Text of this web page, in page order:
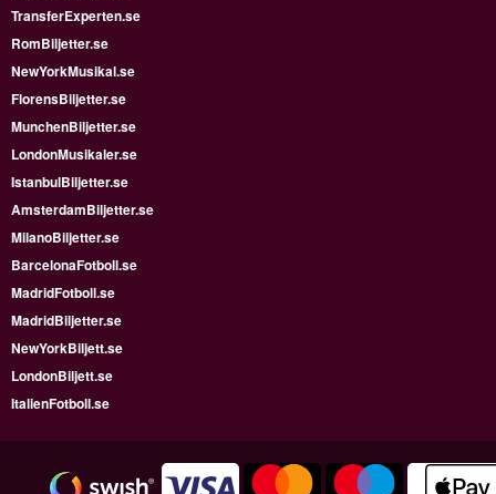
TransferExperten.se
RomBiljetter.se
NewYorkMusikal.se
FlorensBiljetter.se
MunchenBiljetter.se
LondonMusikaler.se
IstanbulBiljetter.se
AmsterdamBiljetter.se
MilanoBiljetter.se
BarcelonaFotboll.se
MadridFotboll.se
MadridBiljetter.se
NewYorkBiljett.se
LondonBiljett.se
ItalienFotboll.se